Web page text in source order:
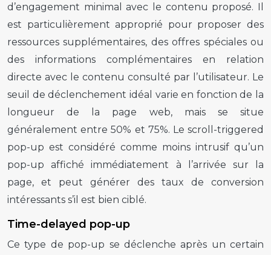
d’engagement minimal avec le contenu proposé. Il
est particulièrement approprié pour proposer des
ressources supplémentaires, des offres spéciales ou
des informations complémentaires en relation
directe avec le contenu consulté par l’utilisateur. Le
seuil de déclenchement idéal varie en fonction de la
longueur de la page web, mais se situe
généralement entre 50% et 75%. Le scroll-triggered
pop-up est considéré comme moins intrusif qu’un
pop-upaffiché immédiatement à l’arrivée sur la
page, et peut générer des taux de conversion
intéressants s’il est bien ciblé.
Time-delayed pop-up
Ce type de pop-up se déclenche après un certain